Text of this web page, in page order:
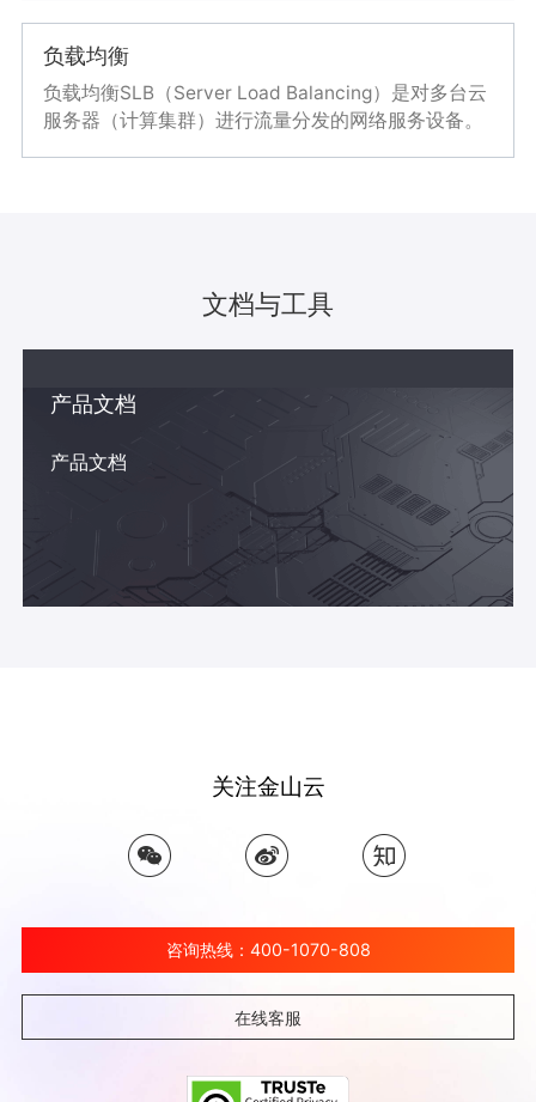
务。此外，您也可以通过专线/VPN等连接方式将VPC
和您的已有数据中心一起构建混合云的解决方案，实
现平滑迁移上云。
负载均衡
负载均衡SLB（Server Load Balancing）是对多台云
服务器（计算集群）进行流量分发的网络服务设备。
文档与工具
产品文档
产品文档
关注金山云
咨询热线：400-1070-808
在线客服